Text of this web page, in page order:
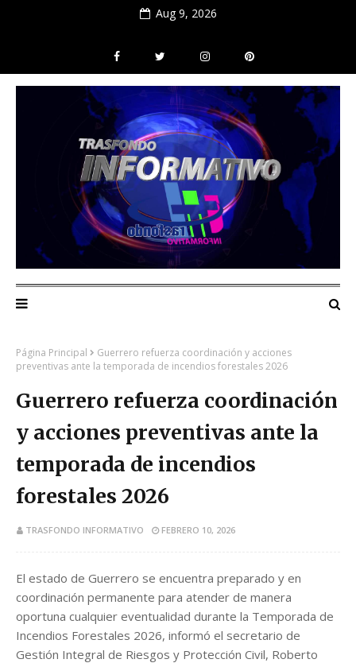
Aug 9, 2026
Página Principal
Guerrero refuerza coordinación y acciones
preventivas ante la temporada de incendios forestales 2026
Guerrero refuerza coordinación
y acciones preventivas ante la
temporada de incendios
forestales 2026
TRASFONDO INFORMATIVO FEBRERO 10, 2026
El estado de Guerrero se encuentra preparado y en
coordinación permanente para atender de manera
oportuna cualquier eventualidad durante la Temporada de
Incendios Forestales 2026, informó el secretario de
Gestión Integral de Riesgos y Protección Civil, Roberto